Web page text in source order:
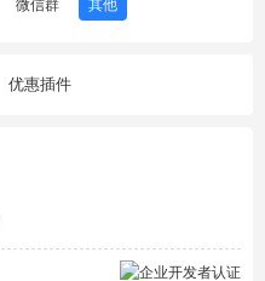
微信群 其他
优惠插件